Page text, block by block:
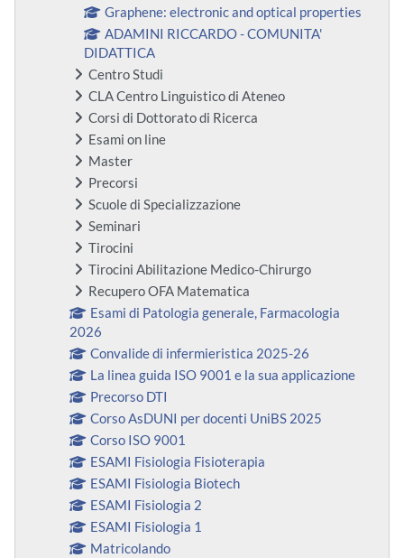
Graphene: electronic and optical properties
ADAMINI RICCARDO - COMUNITA'
DIDATTICA
Centro Studi
CLA Centro Linguistico di Ateneo
Corsi di Dottorato di Ricerca
Esami on line
Master
Precorsi
Scuole di Specializzazione
Seminari
Tirocini
Tirocini Abilitazione Medico-Chirurgo
Recupero OFA Matematica
Esami di Patologia generale, Farmacologia
2026
Convalide di infermieristica 2025-26
La linea guida ISO 9001 e la sua applicazione
Precorso DTI
Corso AsDUNI per docenti UniBS 2025
Corso ISO 9001
ESAMI Fisiologia Fisioterapia
ESAMI Fisiologia Biotech
ESAMI Fisiologia 2
ESAMI Fisiologia 1
Matricolando